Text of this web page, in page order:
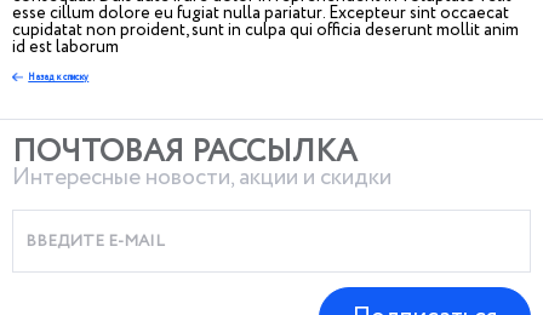
esse cillum dolore eu fugiat nulla pariatur. Excepteur sint occaecat
cupidatat non proident, sunt in culpa qui officia deserunt mollit anim
id est laborum
Назад к списку
ПОЧТОВАЯ РАССЫЛКА
Интересные новости, акции и скидки